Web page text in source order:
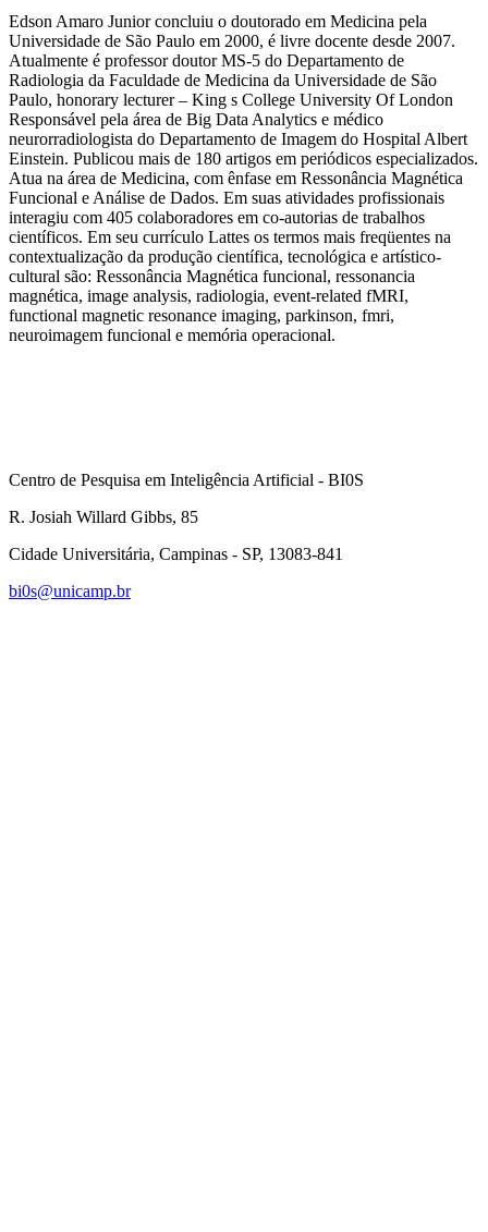
Edson Amaro Junior concluiu o doutorado em Medicina pela
Universidade de São Paulo em 2000, é livre docente desde 2007.
Atualmente é professor doutor MS-5 do Departamento de
Radiologia da Faculdade de Medicina da Universidade de São
Paulo, honorary lecturer – King s College University Of London
Responsável pela área de Big Data Analytics e médico
neurorradiologista do Departamento de Imagem do Hospital Albert
Einstein. Publicou mais de 180 artigos em periódicos especializados.
Atua na área de Medicina, com ênfase em Ressonância Magnética
Funcional e Análise de Dados. Em suas atividades profissionais
interagiu com 405 colaboradores em co-autorias de trabalhos
científicos. Em seu currículo Lattes os termos mais freqüentes na
contextualização da produção científica, tecnológica e artístico-
cultural são: Ressonância Magnética funcional, ressonancia
magnética, image analysis, radiologia, event-related fMRI,
functional magnetic resonance imaging, parkinson, fmri,
neuroimagem funcional e memória operacional.
Centro de Pesquisa em Inteligência Artificial - BI0S
R. Josiah Willard Gibbs, 85
Cidade Universitária, Campinas - SP, 13083-841
bi0s@unicamp.br